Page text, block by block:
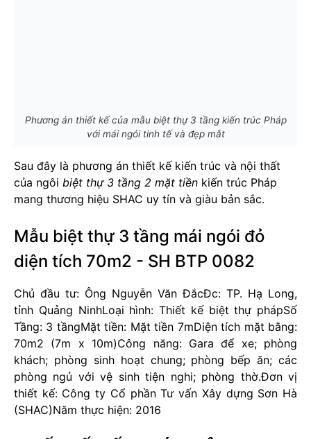
Phương án thiết kế của mẫu biệt thự 3 tầng kiến trúc Pháp
với mái ngói tinh tế và đẹp mắt
Sau đây là phương án thiết kế kiến trúc và nội thất
của ngôi biệt thự 3 tầng 2 mặt tiền kiến trúc Pháp
mang thương hiệu SHAC uy tín và giàu bản sắc.
Mẫu biệt thự 3 tầng mái ngói đỏ
diện tích 70m2 - SH BTP 0082
Chủ đầu tư: Ông Nguyễn Văn ĐắcĐc: TP. Hạ Long,
tỉnh Quảng NinhLoại hình: Thiết kế biệt thự phápSố
Tầng: 3 tầngMặt tiền: Mặt tiền 7mDiện tích mặt bằng:
70m2 (7m x 10m)Công năng: Gara để xe; phòng
khách; phòng sinh hoạt chung; phòng bếp ăn; các
phòng ngủ với vệ sinh tiện nghi; phòng thờ.Đơn vị
thiết kế: Công ty Cổ phần Tư vấn Xây dựng Sơn Hà
(SHAC)Năm thực hiện: 2016